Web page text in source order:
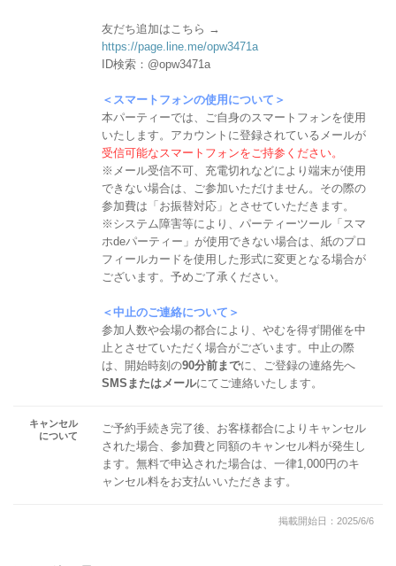
友だち追加はこちら →
https://page.line.me/opw3471a
ID検索：@opw3471a
＜スマートフォンの使用について＞
本パーティーでは、ご自身のスマートフォンを使用
いたします。アカウントに登録されているメールが
受信可能なスマートフォンをご持参ください。
※メール受信不可、充電切れなどにより端末が使用
できない場合は、ご参加いただけません。その際の
参加費は「お振替対応」とさせていただきます。
※システム障害等により、パーティーツール「スマ
ホdeパーティー」が使用できない場合は、紙のプロ
フィールカードを使用した形式に変更となる場合が
ございます。予めご了承ください。
＜中止のご連絡について＞
参加人数や会場の都合により、やむを得ず開催を中
止とさせていただく場合がございます。中止の際
は、開始時刻の90分前までに、ご登録の連絡先へ
SMSまたはメールにてご連絡いたします。
キャンセル
について
ご予約手続き完了後、お客様都合によりキャンセル
された場合、参加費と同額のキャンセル料が発生し
ます。無料で申込された場合は、一律1,000円のキ
ャンセル料をお支払いいただきます。
掲載開始日：2025/6/6